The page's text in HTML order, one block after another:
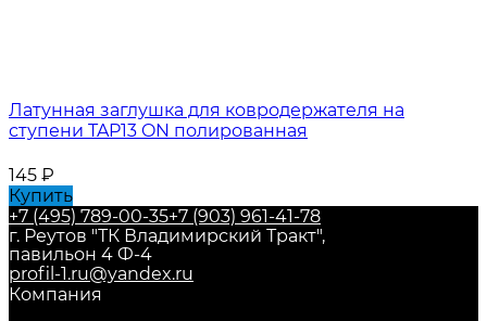
Латунная заглушка для ковродержателя на
ступени TAP13 ON полированная
145 ₽
Купить
+7 (495) 789-00-35+7 (903) 961-41-78
г. Реутов "ТК Владимирский Тракт",
павильон 4 Ф-4
profil-1.ru@yandex.ru
Компания